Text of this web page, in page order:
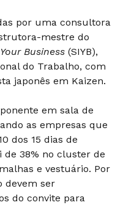
por uma consultora
mestre do
Business(SIYB),
do Trabalho, com
japonês em Kaizen.
em sala de
as empresas que
dos 15 dias de
de 38% no cluster de
e vestuário. Por
devem ser
do convite para